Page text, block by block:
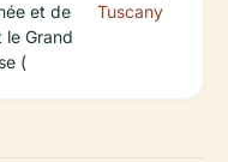
et de
le Grand
(
Tuscany